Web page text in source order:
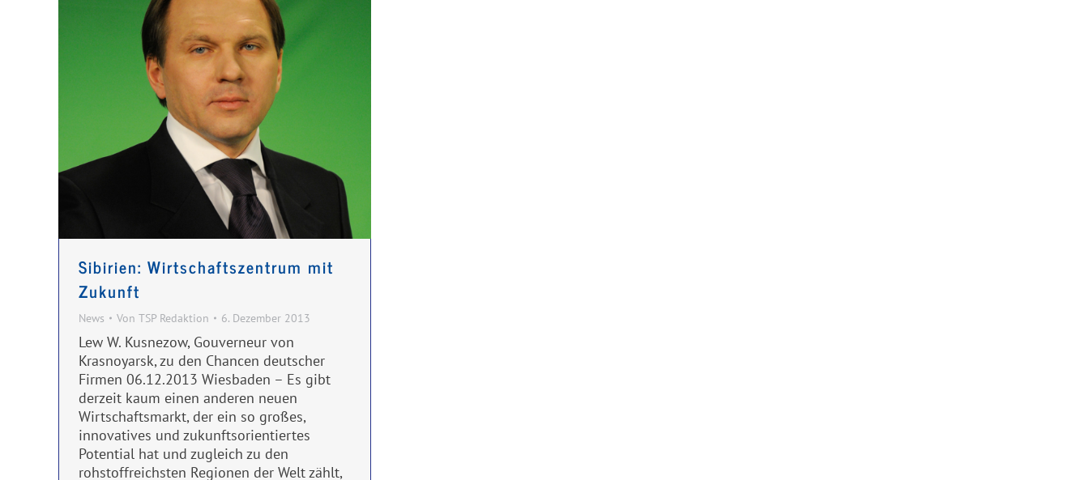
Sibirien: Wirtschaftszentrum mit
Zukunft
News Von TSP Redaktion 6. Dezember 2013
Lew W. Kusnezow, Gouverneur von
Krasnoyarsk, zu den Chancen deutscher
Firmen 06.12.2013 Wiesbaden – Es gibt
derzeit kaum einen anderen neuen
Wirtschaftsmarkt, der ein so großes,
innovatives und zukunftsorientiertes
Potential hat und zugleich zu den
rohstoffreichsten Regionen der Welt zählt,